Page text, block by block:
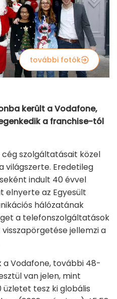
további fotók
került a Vodafone,
a franchise-tól
szolgáltatásait közel
világszerte. Eredetileg
indult 40 évvel
elnyerte az Egyesült
hálózatának
a telefonszolgáltatások
jellemzi a
a Vodafone, további 48-
van jelen, mint
üzletet tesz ki globális